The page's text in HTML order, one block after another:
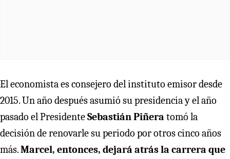
El economista es consejero del instituto emisor desde
2015. Un año después asumió su presidencia y el año
pasado el PresidenteSebastián Piñera tomó la
decisión de renovarle su periodo por otros cinco años
más.Marcel, entonces, dejará atrás la carrera que